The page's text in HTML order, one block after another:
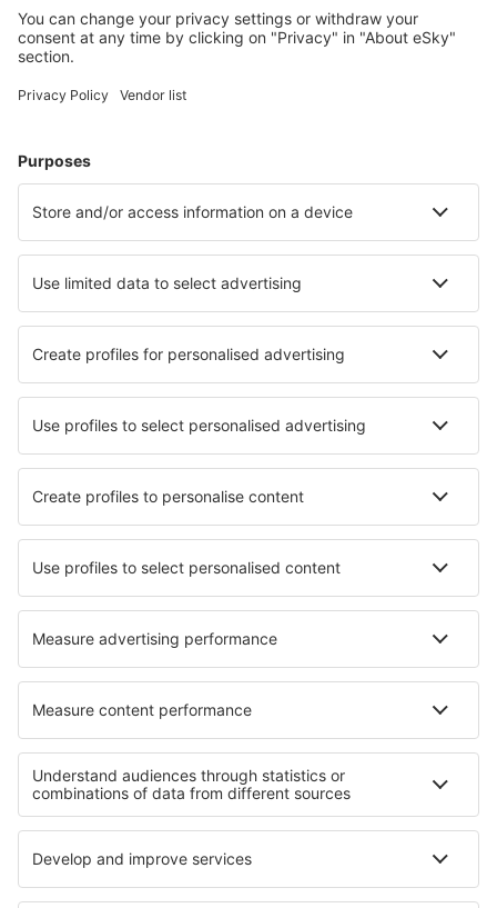
Cele mai căutate cazări de către utilizatorii eSky
Cazare în Frejus
Cazare în Cannes Cazare în Le Cap d`Agde
Cazare în Toulon Cazare în Marsilia
Cazare în Arâches Cazare în Vars
Cele mai bune locuri de cazare - orașe
Cazare în Erkrath Cazare în Playa Hermosa
Cazare în Caprino Veronese
Cazare în Gaula Cazare în Ahus Cazare în Liencres
Cazare în Ega Cazare în Pittsburg
Cele mai bune locuri de cazare - regiuni
Cazare în Burgundia Cazare în regiunea Lacului Geneva
Cazare în Val d'Isère Cazare în Normandia
Cazare în regiunea Munților Jura
Cazare in Southern Transdanubia Cazare pe Insula Martinica
Cazare in Minnesota Cazare in Timbavati Game Reserve